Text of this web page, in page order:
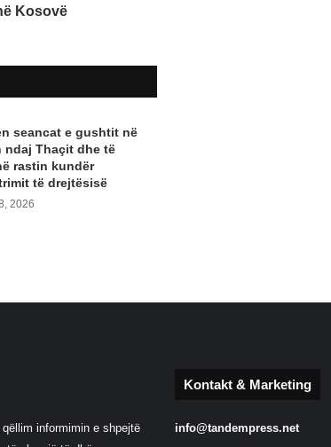
Kosovë
seancat e gushtit në
ndaj Thaçit dhe të
rastin kundër
të drejtësisë
2026
informimin e shpejtë
Kontakt & Marketing
info@tandempress.net